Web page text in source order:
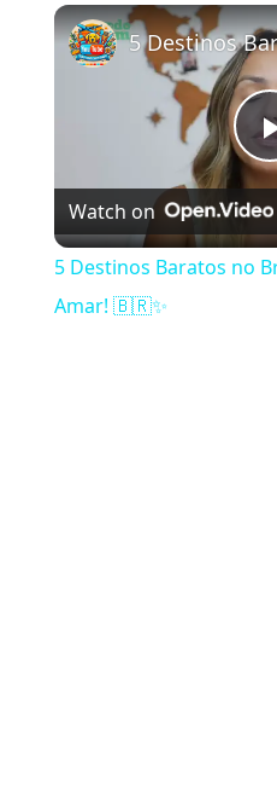
Watch on
5 Destinos Baratos no
Amar! 🇧🇷✨